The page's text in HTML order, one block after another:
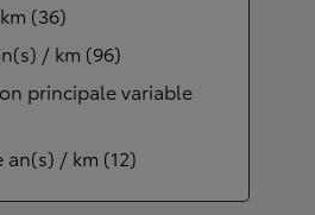
(36)
/ km (96)
principale variable
/ km (12)